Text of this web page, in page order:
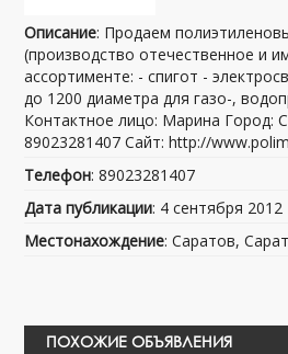
Описание: Продаем
(производство отечественное и
ассортименте: - спигот -
до 1200 диаметра для газо-,
Контактное лицо: Марина Город:
89023281407 Сайт: http://
Телефон: 89023281407
Дата публикации: 4 сентября 2012
Местонахождение: Саратов,
ПОХОЖИЕ ОБЪЯВЛЕНИЯ